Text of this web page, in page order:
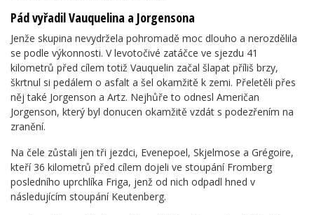
Pád vyřadil Vauquelina a Jorgensona
Jenže skupina nevydržela pohromadě moc dlouho a nerozdělila
se podle výkonnosti. V levotočivé zatáčce ve sjezdu 41
kilometrů před cílem totiž Vauquelin začal šlapat příliš brzy,
škrtnul si pedálem o asfalt a šel okamžitě k zemi. Přeletěli přes
něj také Jorgenson a Artz. Nejhůře to odnesl Američan
Jorgenson, který byl donucen okamžitě vzdát s podezřením na
zranění.
Na čele zůstali jen tři jezdci, Evenepoel, Skjelmose a Grégoire,
kteří 36 kilometrů před cílem dojeli ve stoupání Fromberg
posledního uprchlíka Friga, jenž od nich odpadl hned v
následujícím stoupání Keutenberg.